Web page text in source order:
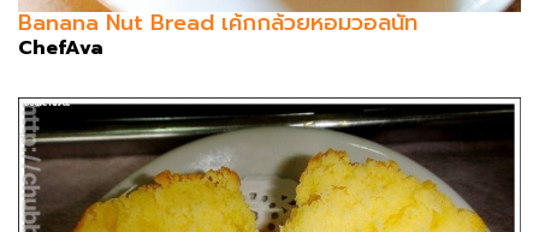
Banana Nut Bread เค้กกล้วยหอมวอลนัท
ChefAva